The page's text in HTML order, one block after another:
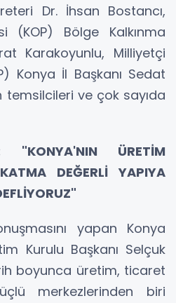
Dr. İhsan Bostancı,
(KOP) Bölge Kalkınma
Karakoyunlu, Milliyetçi
Konya İl Başkanı Sedat
temsilcileri ve çok sayıda
"KONYA'NIN ÜRETİM
DEĞERLİ YAPIYA
yapan Konya
Kurulu Başkanı Selçuk
boyunca üretim, ticaret
merkezlerinden biri